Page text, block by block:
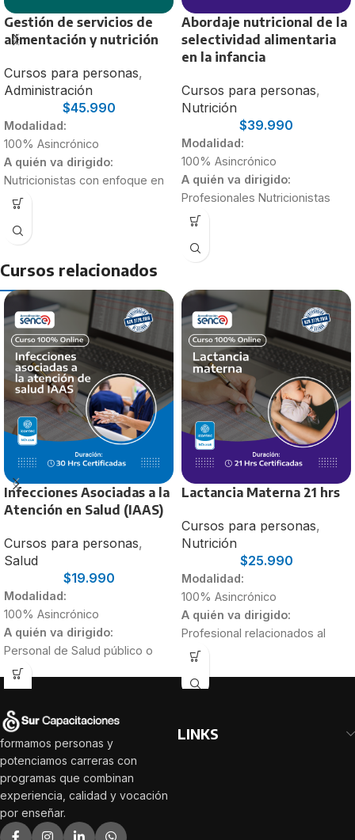
Gestión de servicios de
alimentación y nutrición
Cursos para personas,
Administración
$45.990
Modalidad:
100% Asincrónico
A quién va dirigido:
Nutricionistas con enfoque en
Alimentación Colectiva
egresados
Nutrición y Dietética.
Duración:
40 Horas
Abordaje nutricional de la
selectividad alimentaria
en la infancia
Cursos para personas,
Nutrición
$39.990
Modalidad:
100% Asincrónico
A quién va dirigido:
Profesionales Nutricionistas
Estudiantes de 4to y 5to año
30 Horas
Cursos relacionados
Infecciones Asociadas a la
Atención en Salud (IAAS)
Cursos para personas,
Salud
$19.990
Modalidad:
100% Asincrónico
A quién va dirigido:
Personal de Salud público o
privado, que deseen adquirir
nuevos conocimientos en
Duración:
30 Horas
Lactancia Materna 21 hrs
Cursos para personas,
Nutrición
$25.990
Modalidad:
100% Asincrónico
A quién va dirigido:
Profesional relacionados al
área de salud que deseen
Personas relacionadas al área
Familias y cuidadores de niñas
formamos personas y
potenciamos carreras con
programas que combinan
experiencia, calidad y vocación
por enseñar.
LINKS